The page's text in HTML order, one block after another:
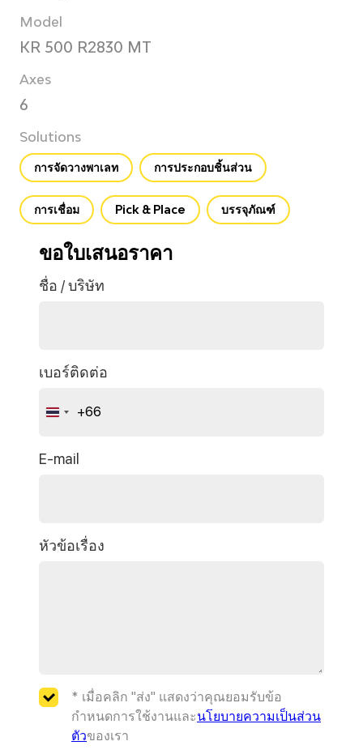
Model
KR 500 R2830 MT
Axes
6
Solutions
การจัดวางพาเลท การประกอบชิ้นส่วน
การเชื่อม Pick & Place บรรจุภัณฑ์
ขอใบเสนอราคา
ชื่อ / บริษัท
เบอร์ติดต่อ
Thailand
+66
E-mail
หัวข้อเรื่อง
* เมื่อคลิก "ส่ง" แสดงว่าคุณยอมรับข้อ
กำหนดการใช้งานและนโยบายความเป็นส่วน
ตัวของเรา